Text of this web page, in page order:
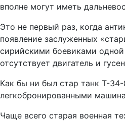
вполне могут иметь
Это не первый раз, когда
появление заслуженных
сирийскими боевиками
отсутствует двигатель и
Как бы ни был стар танк Т-
легкобронированными
Чаще всего старая военная